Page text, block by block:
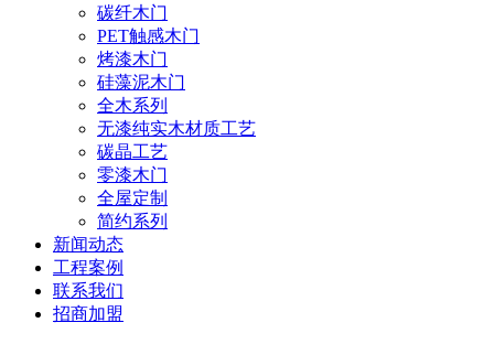
碳纤木门
PET触感木门
烤漆木门
硅藻泥木门
全木系列
无漆纯实木材质工艺
碳晶工艺
零漆木门
全屋定制
简约系列
新闻动态
工程案例
联系我们
招商加盟